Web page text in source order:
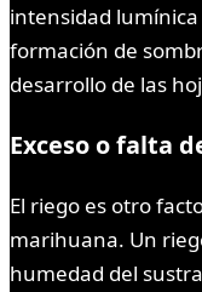
intensidad
formación de
desarrollo de las
Exceso o falta
El riego es otro
marihuana. Un
humedad del